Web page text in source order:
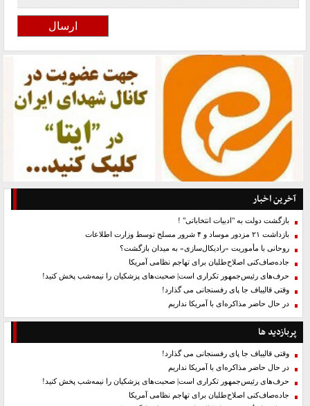
آخرین اخبار
بازگشت دولت به "ادبیات انتخاباتی" !
بازداشت ۲۱ مزدور موساد و ۴ شرور مسلح توسط وزارت اطلاعات
روحانی با مأموریت «رادیکال‌سازی» به میدان بازگشت؟
جاده‌صاف‌کنی اصلاح‌طلبان برای تهاجم نظامی آمریکا
حرف‌های رئیس‌جمهور تکراری است| صحبت‌های پزشکیان را نیمه‌شب پخش کنید!
وقتی قالیباف جا پای رفسنجانی می گذارد!
در حال حاضر مذاکره‌ای با آمریکا نداریم
پربازدید ها
وقتی قالیباف جا پای رفسنجانی می گذارد!
در حال حاضر مذاکره‌ای با آمریکا نداریم
حرف‌های رئیس‌جمهور تکراری است| صحبت‌های پزشکیان را نیمه‌شب پخش کنید!
جاده‌صاف‌کنی اصلاح‌طلبان برای تهاجم نظامی آمریکا